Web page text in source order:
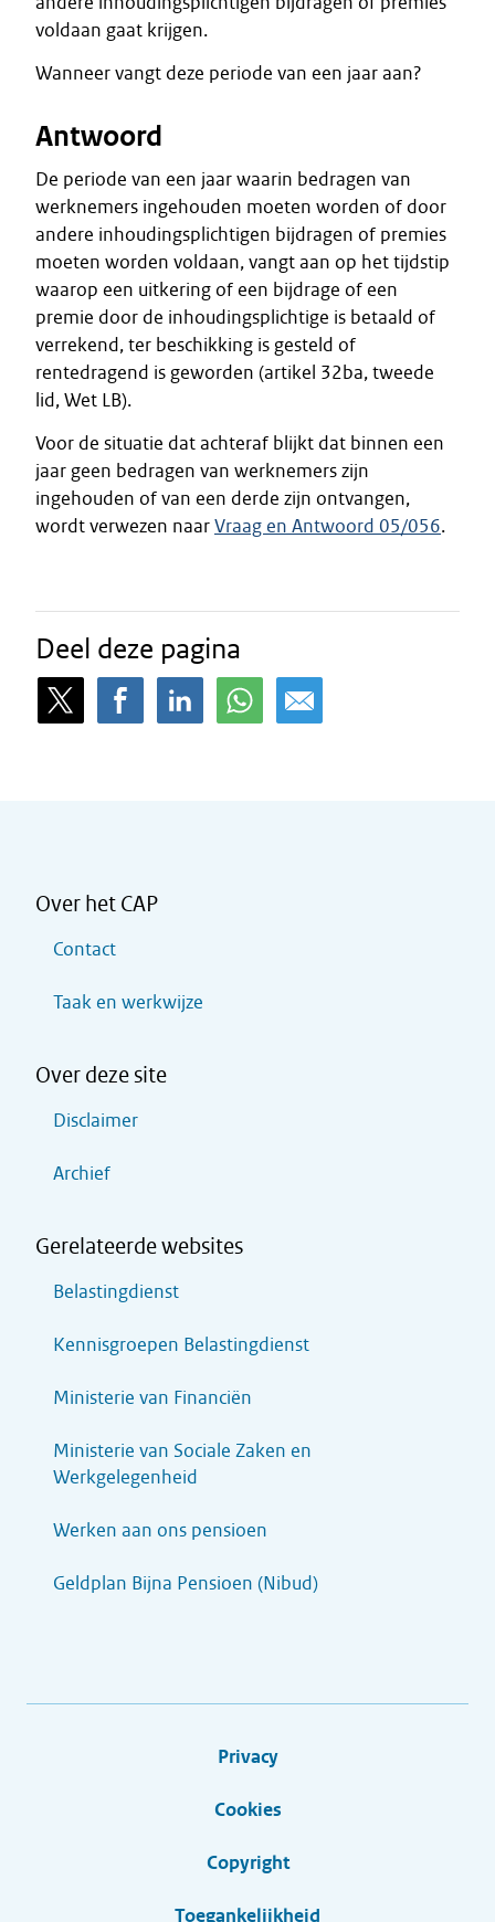
voldaan gaat krijgen.
Wanneer vangt deze periode van een jaar aan?
Antwoord
De periode van een jaar waarin bedragen van
werknemers ingehouden moeten worden of door
andere inhoudingsplichtigen bijdragen of premies
moeten worden voldaan, vangt aan op het tijdstip
waarop een uitkering of een bijdrage of een
premie door de inhoudingsplichtige is betaald of
verrekend, ter beschikking is gesteld of
rentedragend is geworden (artikel 32ba, tweede
lid, Wet LB).
Voor de situatie dat achteraf blijkt dat binnen een
jaar geen bedragen van werknemers zijn
ingehouden of van een derde zijn ontvangen,
wordt verwezen naarVraag en Antwoord 05/056.
Deel deze pagina
Over het CAP
Contact
Taak en werkwijze
Over deze site
Disclaimer
Archief
Gerelateerde websites
Belastingdienst
Kennisgroepen Belastingdienst
Ministerie van Financiën
Ministerie van Sociale Zaken en
Werkgelegenheid
Werken aan ons pensioen
Geldplan Bijna Pensioen (Nibud)
Privacy
Cookies
Copyright
Toegankelijkheid